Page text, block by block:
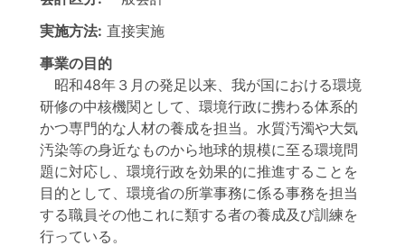
実施方法: 直接実施
事業の目的
昭和48年３月の発足以来、我が国における環境
研修の中核機関として、環境行政に携わる体系的
かつ専門的な人材の養成を担当。水質汚濁や大気
汚染等の身近なものから地球的規模に至る環境問
題に対応し、環境行政を効果的に推進することを
目的として、環境省の所掌事務に係る事務を担当
する職員その他これに類する者の養成及び訓練を
行っている。